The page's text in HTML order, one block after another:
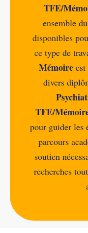
TFE/
ensemble
disponibles
ce type de
Mémoire
divers
TFE/
pour guider les
parcours
soutien
recherches